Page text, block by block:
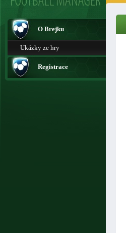
O Brejku
Ukázky ze hry
Registrace